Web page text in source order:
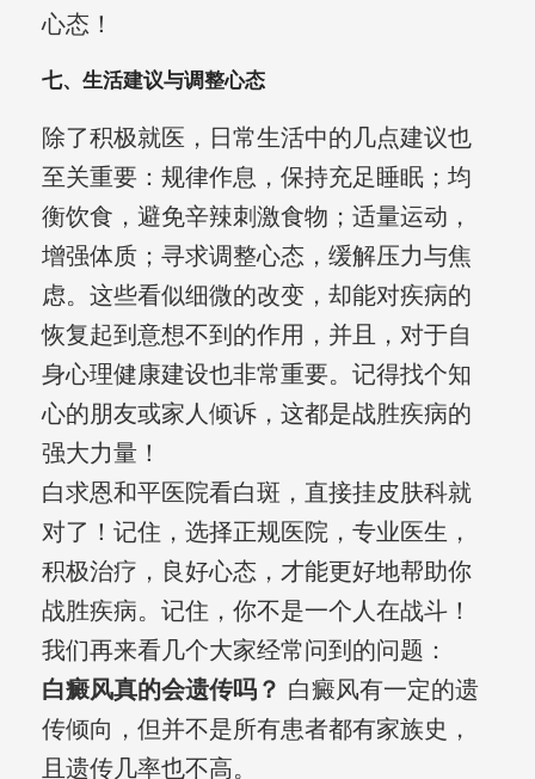
心态！
七、生活建议与调整心态
除了积极就医，日常生活中的几点建议也
至关重要：规律作息，保持充足睡眠；均
衡饮食，避免辛辣刺激食物；适量运动，
增强体质；寻求调整心态，缓解压力与焦
虑。这些看似细微的改变，却能对疾病的
恢复起到意想不到的作用，并且，对于自
身心理健康建设也非常重要。记得找个知
心的朋友或家人倾诉，这都是战胜疾病的
强大力量！
白求恩和平医院看白斑，直接挂皮肤科就
对了！记住，选择正规医院，专业医生，
积极治疗，良好心态，才能更好地帮助你
战胜疾病。记住，你不是一个人在战斗！
我们再来看几个大家经常问到的问题：
白癜风真的会遗传吗？ 白癜风有一定的遗
传倾向，但并不是所有患者都有家族史，
且遗传几率也不高。